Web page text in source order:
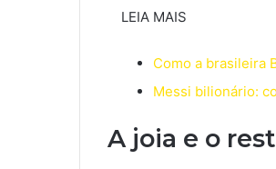
LEIA MAIS
Como a brasileira
Messi bilionário:
A joia e o